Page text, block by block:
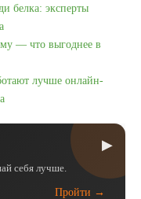
белка: эксперты
— что выгоднее в
лучше онлайн-
▶
себя лучше.
Пройти →